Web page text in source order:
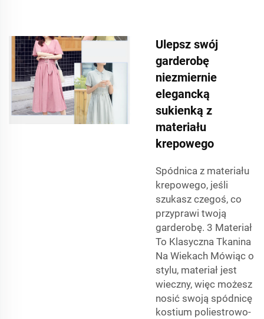
Ulepsz swój
garderobę
niezmiernie
elegancką
sukienką z
materiału
krepowego
Spódnica z materiału
krepowego, jeśli
szukasz czegoś, co
przyprawi twoją
garderobę. 3 Materiał
To Klasyczna Tkanina
Na Wiekach Mówiąc o
stylu, materiał jest
wieczny, więc możesz
nosić swoją spódnicę
kostium poliestrowo-